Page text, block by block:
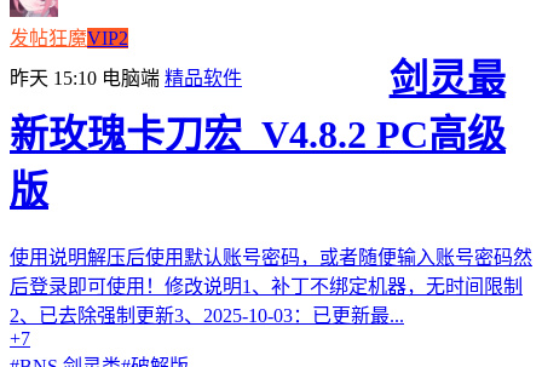
发帖狂魔VIP2
昨天 15:10 电脑端 精品软件
剑灵最
新玫瑰卡刀宏_V4.8.2 PC高级
版
使用说明解压后使用默认账号密码，或者随便输入账号密码然
后登录即可使用！修改说明1、补丁不绑定机器，无时间限制
2、已去除强制更新3、2025-10-03：已更新最...
+7